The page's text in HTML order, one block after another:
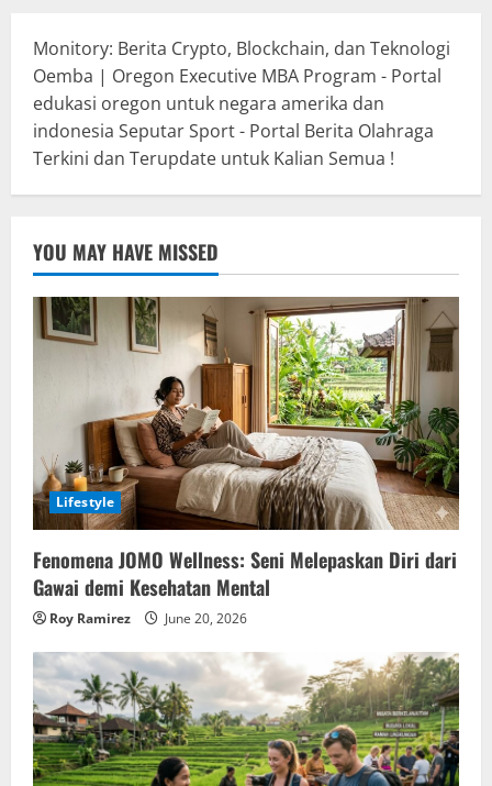
Monitory: Berita Crypto, Blockchain, dan Teknologi
Oemba | Oregon Executive MBA Program - Portal
edukasi oregon untuk negara amerika dan
indonesia Seputar Sport - Portal Berita Olahraga
Terkini dan Terupdate untuk Kalian Semua !
YOU MAY HAVE MISSED
Lifestyle
Fenomena JOMO Wellness: Seni Melepaskan Diri dari
Gawai demi Kesehatan Mental
Roy Ramirez June 20, 2026